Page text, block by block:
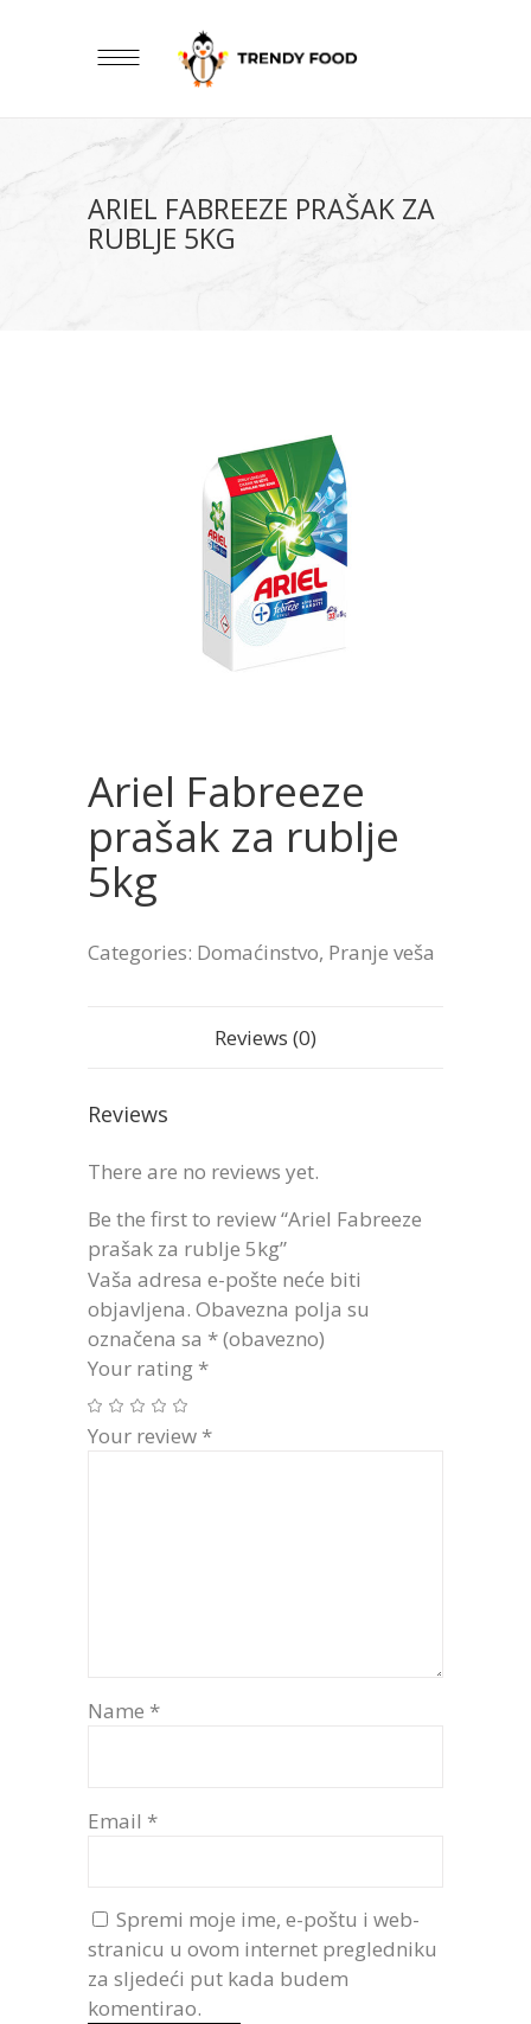
ARIEL FABREEZE PRAŠAK ZA
RUBLJE 5KG
Ariel Fabreeze
prašak za rublje
5kg
Categories: Domaćinstvo, Pranje veša
Reviews (0)
Reviews
There are no reviews yet.
Be the first to review “Ariel Fabreeze
prašak za rublje 5kg”
Vaša adresa e-pošte neće biti
objavljena. Obavezna polja su
označena sa * (obavezno)
Your rating *
Your review *
Name *
Email *
Spremi moje ime, e-poštu i web-
stranicu u ovom internet pregledniku
za sljedeći put kada budem
komentirao.